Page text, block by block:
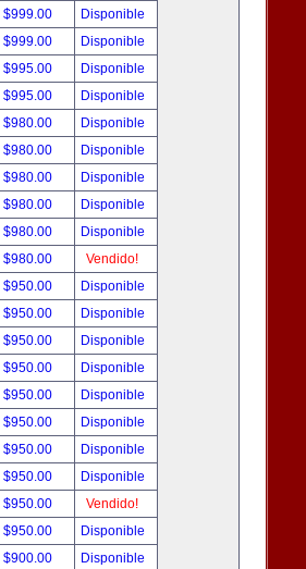
$999.00
Disponible
$999.00
Disponible
$995.00
Disponible
$995.00
Disponible
$980.00
Disponible
$980.00
Disponible
$980.00
Disponible
$980.00
Disponible
$980.00
Disponible
$980.00
Vendido!
$950.00
Disponible
$950.00
Disponible
$950.00
Disponible
$950.00
Disponible
$950.00
Disponible
$950.00
Disponible
$950.00
Disponible
$950.00
Disponible
$950.00
Vendido!
$950.00
Disponible
$900.00
Disponible